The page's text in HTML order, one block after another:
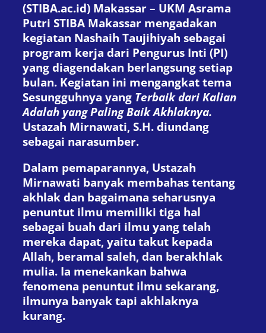
(STIBA.ac.id) Makassar – UKM Asrama
Putri STIBA Makassar mengadakan
kegiatan Nashaih Taujihiyah sebagai
program kerja dari Pengurus Inti (PI)
yang diagendakan berlangsung setiap
bulan. Kegiatan ini mengangkat tema
Sesungguhnya yang Terbaik dari Kalian
Adalah yang Paling Baik Akhlaknya.
Ustazah Mirnawati, S.H. diundang
sebagai narasumber.
Dalam pemaparannya, Ustazah
Mirnawati banyak membahas tentang
akhlak dan bagaimana seharusnya
penuntut ilmu memiliki tiga hal
sebagai buah dari ilmu yang telah
mereka dapat, yaitu takut kepada
Allah, beramal saleh, dan berakhlak
mulia. Ia menekankan bahwa
fenomena penuntut ilmu sekarang,
ilmunya banyak tapi akhlaknya
kurang.